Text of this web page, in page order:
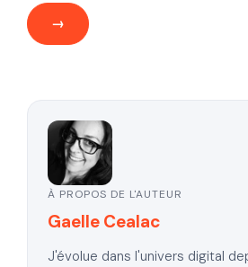
À PROPOS DE L'AUTEUR
Gaelle Cealac
J'évolue dans l'univers digital